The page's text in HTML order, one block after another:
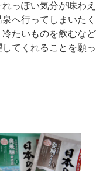
っぽい気分が味わえ
へ行ってしまいたく
たいものを飲むなど
てくれることを願っ